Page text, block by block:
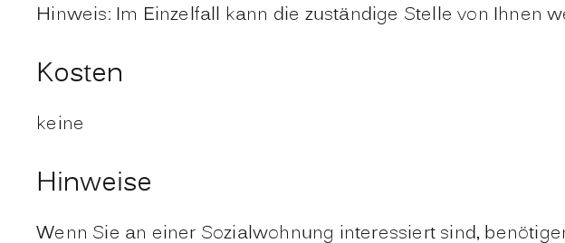
Hinweis: Im Einzelfall kann die zuständige Stelle von Ihnen
Kosten
keine
Hinweise
Wenn Sie an einer Sozialwohnung interessiert sind,